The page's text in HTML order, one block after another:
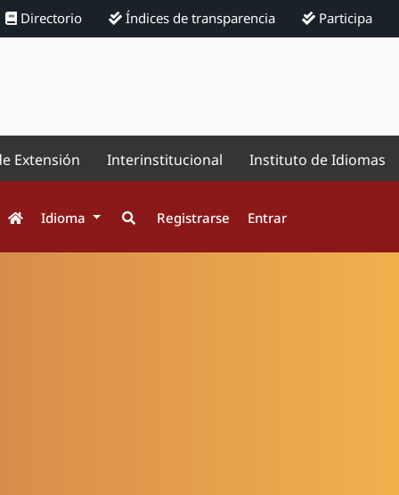
Directorio Índices de transparencia Participa
Extensión Interinstitucional Instituto de Idiomas
Idioma Registrarse Entrar